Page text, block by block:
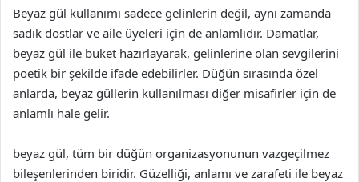
Beyaz gül kullanımı sadece gelinlerin değil, aynı zamanda
sadık dostlar ve aile üyeleri için de anlamlıdır. Damatlar,
beyaz gül ile buket hazırlayarak, gelinlerine olan sevgilerini
poetik bir şekilde ifade edebilirler. Düğün sırasında özel
anlarda, beyaz güllerin kullanılması diğer misafirler için de
anlamlı hale gelir.
beyaz gül, tüm bir düğün organizasyonunun vazgeçilmez
bileşenlerinden biridir. Güzelliği, anlamı ve zarafeti ile beyaz